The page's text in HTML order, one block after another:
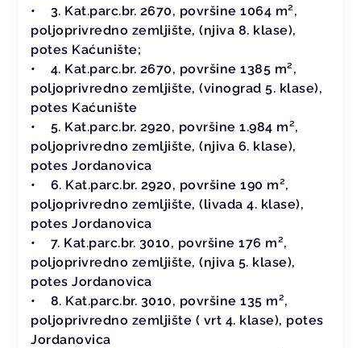
• 3. Kat.parc.br. 2670, površine 1064 m²,
poljoprivredno zemljište, (njiva 8. klase),
potes Kaćunište;
• 4. Kat.parc.br. 2670, površine 1385 m²,
poljoprivredno zemljište, (vinograd 5. klase),
potes Kaćunište
• 5. Kat.parc.br. 2920, površine 1.984 m²,
poljoprivredno zemljište, (njiva 6. klase),
potes Jordanovica
• 6. Kat.parc.br. 2920, površine 190 m²,
poljoprivredno zemljište, (livada 4. klase),
potes Jordanovica
• 7. Kat.parc.br. 3010, površine 176 m²,
poljoprivredno zemljište, (njiva 5. klase),
potes Jordanovica
• 8. Kat.parc.br. 3010, površine 135 m²,
poljoprivredno zemljište ( vrt 4. klase), potes
Jordanovica